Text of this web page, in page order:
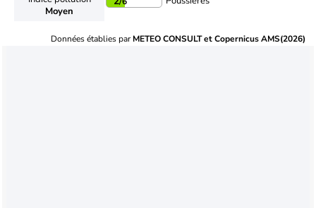
Moyen
Données établies parMETEO CONSULT et Copernicus AMS(2026)